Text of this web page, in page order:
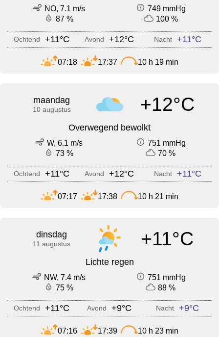
NO, 7.1 m/s
749 mmHg
87 %
100 %
Ochtend +11°C Avond +12°C Nacht +11°C
07:18 17:37 10 h 19 min
maandag
10 augustus +12°C
Overwegend bewolkt
W, 6.1 m/s
751 mmHg
73 %
70 %
Ochtend +11°C Avond +12°C Nacht +11°C
07:17 17:38 10 h 21 min
dinsdag
11 augustus +11°C
Lichte regen
NW, 7.4 m/s
751 mmHg
75 %
88 %
Ochtend +11°C Avond +9°C Nacht +9°C
07:16 17:39 10 h 23 min